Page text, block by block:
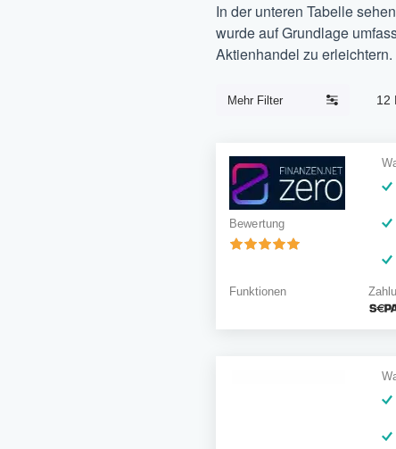
In der unteren Tabelle
wurde auf Grundlage
Aktienhandel zu erleichtern.
Mehr Filter 12
Bewertung
Funktionen